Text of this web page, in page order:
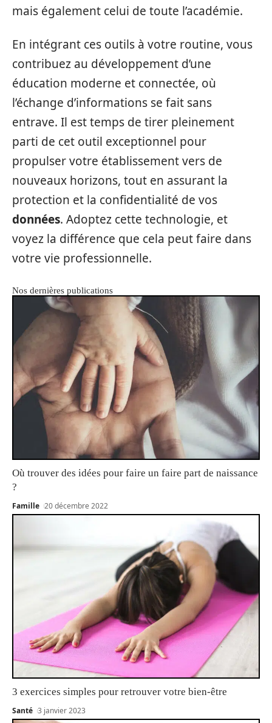
mais également celui de toute l’académie.
En intégrant ces outils à votre routine, vous
contribuez au développement d’une
éducation moderne et connectée, où
l’échange d’informations se fait sans
entrave. Il est temps de tirer pleinement
parti de cet outil exceptionnel pour
propulser votre établissement vers de
nouveaux horizons, tout en assurant la
protection et la confidentialité de vos
données. Adoptez cette technologie, et
voyez la différence que cela peut faire dans
votre vie professionnelle.
Nos dernières publications
Où trouver des idées pour faire un faire part de naissance
?
Famille 20 décembre 2022
3 exercices simples pour retrouver votre bien-être
Santé 3 janvier 2023